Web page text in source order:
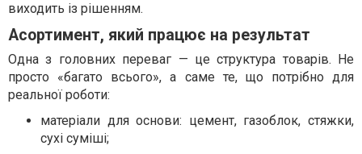
виходить із рішенням.
Асортимент, який працює на результат
Одна з головних переваг — це структура товарів. Не
просто «багато всього», а саме те, що потрібно для
реальної роботи:
матеріали для основи: цемент, газоблок, стяжки,
сухі суміші;